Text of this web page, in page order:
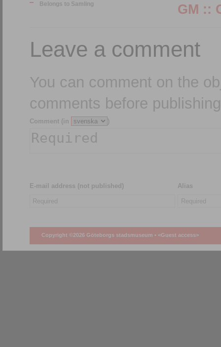
Belongs to Samling
Leave a comment
You can comment on the
comments before
Comment (in )
E-mail address (not published) Alias
Copyright ©2026 Göteborgs stadsmuseum • <Guest access>